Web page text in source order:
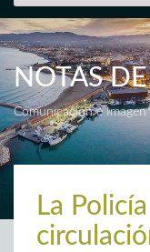
NOTAS
Comunicación e
La